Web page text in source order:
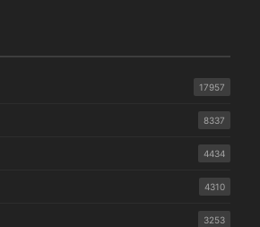
17957
8337
4434
4310
3253